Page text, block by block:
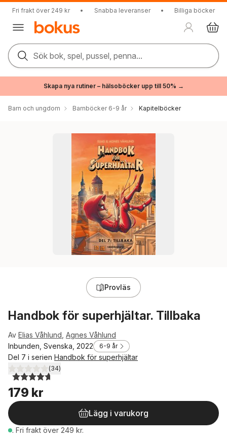
Fri frakt över 249 kr • Snabba leveranser • Billiga böcker
Sök bok, spel, pussel, penna...
Skapa nya rutiner – hälsoböcker upp till 50% →
Barn och ungdom Barnböcker 6-9 år Kapitelböcker
Provläs
Handbok för superhjältar. Tillbaka
Av Elias Våhlund Agnes Våhlund
Inbunden, Svenska, 2022
6-9 år
Del 7 i serien Handbok för superhjältar
4,7utav 5 stjärnor. Totalt antal röster:
(34)
179 kr
Lägg i varukorg
. Fri frakt över 249 kr.